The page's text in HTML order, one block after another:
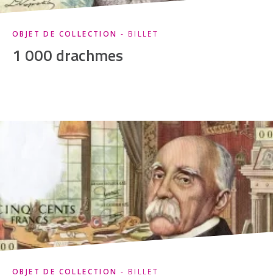
OBJET DE COLLECTION - BILLET
1 000 drachmes
OBJET DE COLLECTION - BILLET